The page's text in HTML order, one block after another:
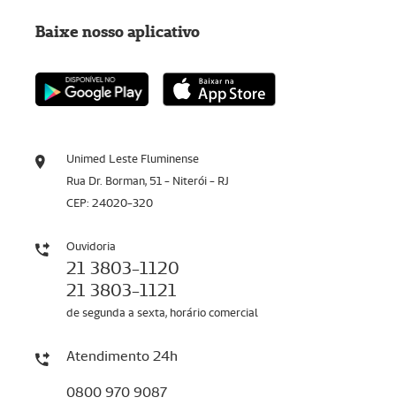
Unimed Leste Fluminense
Rua Dr. Borman, 51 - Niterói - RJ
CEP: 24020-320
Ouvidoria
21 3803-1120
21 3803-1121
de segunda a sexta, horário comercial
Atendimento 24h
0800 970 9087
Baixe nosso aplicativo